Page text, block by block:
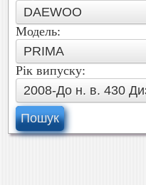
DAEWOO
Модель:
PRIMA
Рік випуску:
Пошук